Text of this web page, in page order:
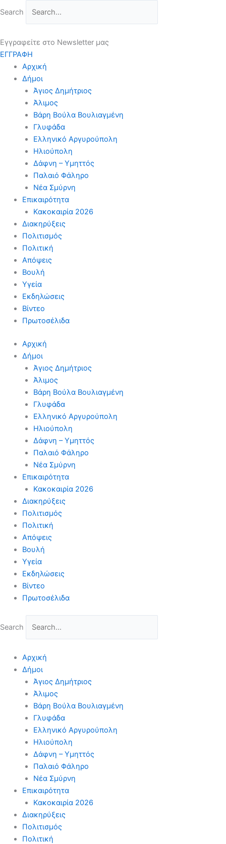
στο
Search
Εγγραφείτε στο Newsletter μας
ΕΓΓΡΑΦΗ
Αρχική
Δήμοι
Άγιος Δημήτριος
Άλιμος
Βάρη Βούλα Βουλιαγμένη
Γλυφάδα
Ελληνικό Αργυρούπολη
Ηλιούπολη
Δάφνη – Υμηττός
Παλαιό Φάληρο
Νέα Σμύρνη
Επικαιρότητα
Κακοκαιρία 2026
Διακηρύξεις
Πολιτισμός
Πολιτική
Απόψεις
Βουλή
Υγεία
Εκδηλώσεις
Βίντεο
Πρωτοσέλιδα
Αρχική
Δήμοι
Άγιος Δημήτριος
Άλιμος
Βάρη Βούλα Βουλιαγμένη
Γλυφάδα
Ελληνικό Αργυρούπολη
Ηλιούπολη
Δάφνη – Υμηττός
Παλαιό Φάληρο
Νέα Σμύρνη
Επικαιρότητα
Κακοκαιρία 2026
Διακηρύξεις
Πολιτισμός
Πολιτική
Απόψεις
Βουλή
Υγεία
Εκδηλώσεις
Βίντεο
Πρωτοσέλιδα
Search
Αρχική
Δήμοι
Άγιος Δημήτριος
Άλιμος
Βάρη Βούλα Βουλιαγμένη
Γλυφάδα
Ελληνικό Αργυρούπολη
Ηλιούπολη
Δάφνη – Υμηττός
Παλαιό Φάληρο
Νέα Σμύρνη
Επικαιρότητα
Κακοκαιρία 2026
Διακηρύξεις
Πολιτισμός
Πολιτική